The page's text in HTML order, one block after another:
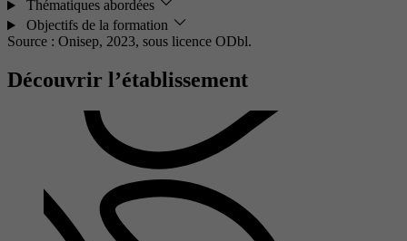
Thématiques abordées
Objectifs de la formation
Source : Onisep, 2023, sous licence ODbl.
Découvrir l’établissement